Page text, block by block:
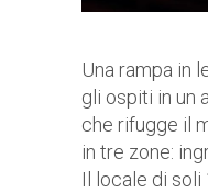
Una rampa in
gli ospiti in un
che rifugge il
in tre zone:
Il locale di